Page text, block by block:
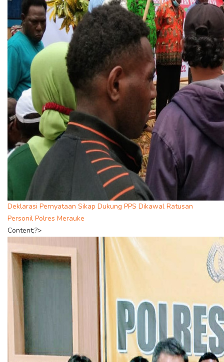
Deklarasi Pernyataan Sikap Dukung PPS Dikawal Ratusan
Personil Polres Merauke
Content;?>